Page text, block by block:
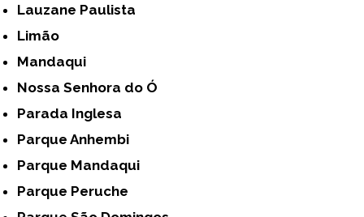
Lauzane Paulista
Limão
Mandaqui
Nossa Senhora do Ó
Parada Inglesa
Parque Anhembi
Parque Mandaqui
Parque Peruche